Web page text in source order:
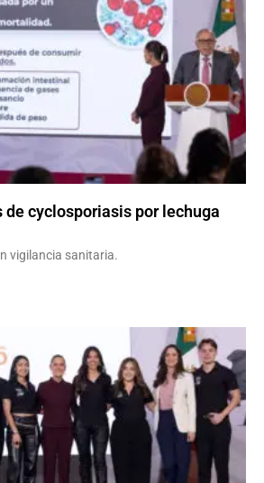
de cyclosporiasis por lechuga
vigilancia sanitaria.